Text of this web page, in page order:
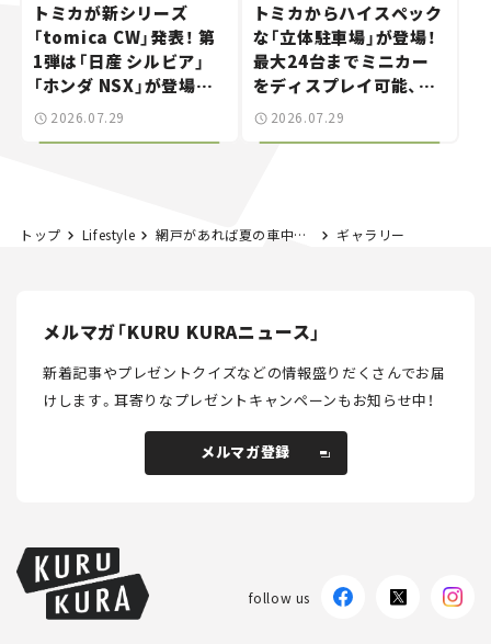
トミカが新シリーズ
「tomica CW」発表！ 第
1弾は「日産 シルビア」
「ホンダ NSX」が登場。
世界が注目す
2026.07.29
トミカからハイスペック
な「立体駐車場」が登場！
最大24台までミニカー
をディスプレイ可能、特
別な「日産 GT-R
2026.07.29
トップ Lifestyle 網戸があれば夏の車中泊が超快適に！ 100均グッズでの自作方法も解説 ギャラリー
メルマガ「KURU KURAニュース」
新着記事やプレゼントクイズなどの情報盛りだくさんでお届
けします。耳寄りなプレゼントキャンペーンもお知らせ中！
メルマガ登録
follow us